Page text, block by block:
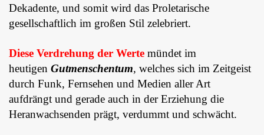
Dekadente, und somit wird das Proletarische
gesellschaftlich im großen Stil zelebriert.
Diese Verdrehung der Werte mündet im
heutigen Gutmenschentum, welches sich im Zeitgeist
durch Funk, Fernsehen und Medien aller Art
aufdrängt und gerade auch in der Erziehung die
Heranwachsenden prägt, verdummt und schwächt.